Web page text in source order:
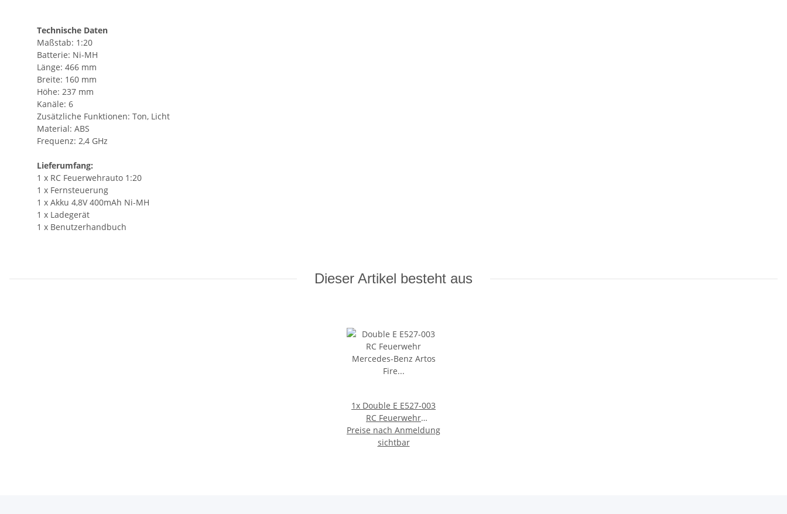
Technische Daten
Maßstab: 1:20
Batterie: Ni-MH
Länge: 466 mm
Breite: 160 mm
Höhe: 237 mm
Kanäle: 6
Zusätzliche Funktionen: Ton, Licht
Material: ABS
Frequenz: 2,4 GHz
Lieferumfang:
1 x RC Feuerwehrauto 1:20
1 x Fernsteuerung
1 x Akku 4,8V 400mAh Ni-MH
1 x Ladegerät
1 x Benutzerhandbuch
Dieser Artikel besteht aus
1x Double E E527-003
RC Feuerwehr
Mercedes-Benz Artos
Fire Truck 2,4GHz 1:20
Preise nach Anmeldung
sichtbar